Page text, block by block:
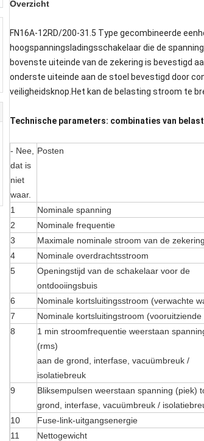
Overzicht
FN16A-12RD/200-31.5 Type gecombineerde
hoogspanningsladingsschakelaar die de
bovenste uiteinde van de zekering is bevestigd
onderste uiteinde aan de stoel bevestigd door
veiligheidsknop.Het kan de belasting stroom te
Technische parameters: combinaties van
- Nee,
dat is
niet
waar.
Posten
1 Nominale spanning
2
Nominale frequentie
3
Maximale nominale stroom van de zekering
4
Nominale overdrachtsstroom
5
Openingstijd van de schakelaar voor de
ontdooiingsbuis
6 Nominale kortsluitingsstroom (verwachte
7
Nominale kortsluitingstroom (vooruitziende
8
1 min stroomfrequentie weerstaan
(rms)
aan de grond, interfase, vacuümbreuk /
isolatiebreuk
9
Bliksempulsen weerstaan spanning (piek)
grond, interfase, vacuümbreuk /
10 Fuse-link-uitgangsenergie
11
Nettogewicht